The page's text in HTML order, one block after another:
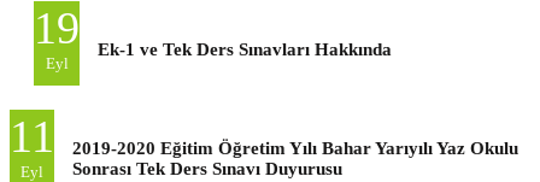
19
Eyl
Ek-1 ve Tek Ders Sınavları Hakkında
11
Eyl
2019-2020 Eğitim Öğretim Yılı Bahar Yarıyılı Yaz Okulu
Sonrası Tek Ders Sınavı Duyurusu